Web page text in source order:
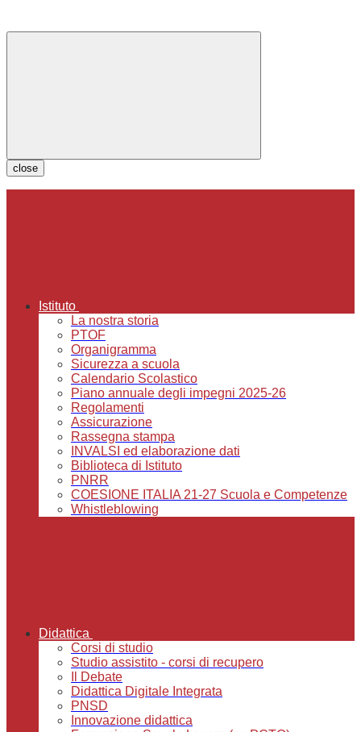
close
Istituto
La nostra storia
PTOF
Organigramma
Sicurezza a scuola
Calendario Scolastico
Piano annuale degli impegni 2025-26
Regolamenti
Assicurazione
Rassegna stampa
INVALSI ed elaborazione dati
Biblioteca di Istituto
PNRR
COESIONE ITALIA 21-27 Scuola e Competenze
Whistleblowing
Didattica
Corsi di studio
Studio assistito - corsi di recupero
Il Debate
Didattica Digitale Integrata
PNSD
Innovazione didattica